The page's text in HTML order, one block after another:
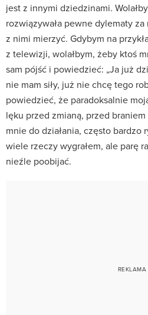
jest z innymi dziedzinami.
rozwiązywała pewne dylematy
z nimi mierzyć. Gdybym na
z telewizji, wolałbym, żeby ktoś
sam pójść i powiedzieć: „Ja już
nie mam siły, już nie chcę tego
powiedzieć, że paradoksalnie
lęku przed zmianą, przed
mnie do działania, często bardzo
wiele rzeczy wygrałem, ale parę
nieźle poobijać.